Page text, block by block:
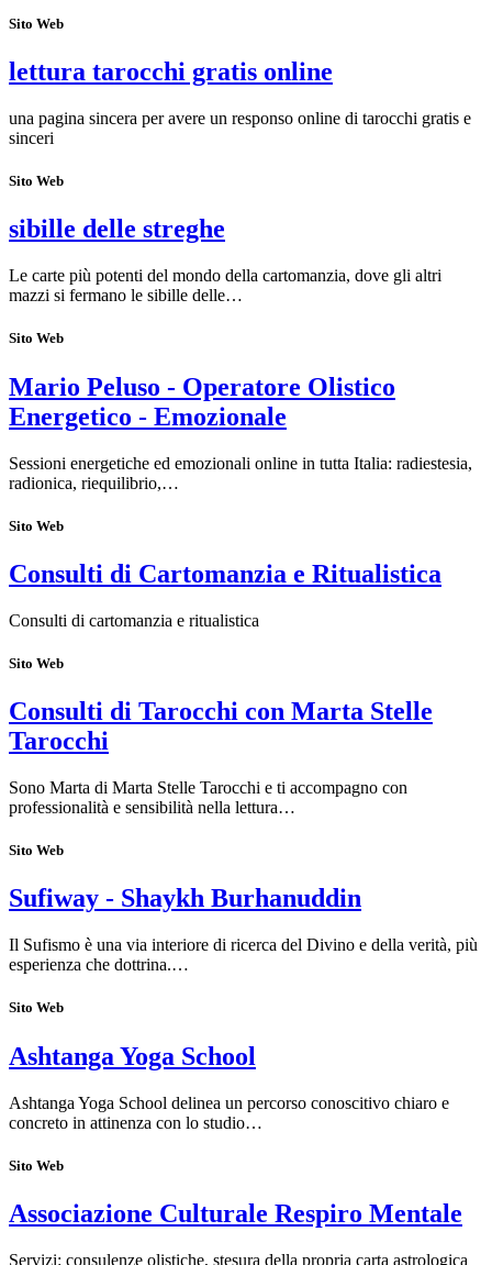
Sito Web
lettura tarocchi gratis online
una pagina sincera per avere un responso online di tarocchi gratis e
sinceri
Sito Web
sibille delle streghe
Le carte più potenti del mondo della cartomanzia, dove gli altri
mazzi si fermano le sibille delle…
Sito Web
Mario Peluso - Operatore Olistico
Energetico - Emozionale
Sessioni energetiche ed emozionali online in tutta Italia: radiestesia,
radionica, riequilibrio,…
Sito Web
Consulti di Cartomanzia e Ritualistica
Consulti di cartomanzia e ritualistica
Sito Web
Consulti di Tarocchi con Marta Stelle
Tarocchi
Sono Marta di Marta Stelle Tarocchi e ti accompagno con
professionalità e sensibilità nella lettura…
Sito Web
Sufiway - Shaykh Burhanuddin
Il Sufismo è una via interiore di ricerca del Divino e della verità, più
esperienza che dottrina.…
Sito Web
Ashtanga Yoga School
Ashtanga Yoga School delinea un percorso conoscitivo chiaro e
concreto in attinenza con lo studio…
Sito Web
Associazione Culturale Respiro Mentale
Servizi: consulenze olistiche, stesura della propria carta astrologica